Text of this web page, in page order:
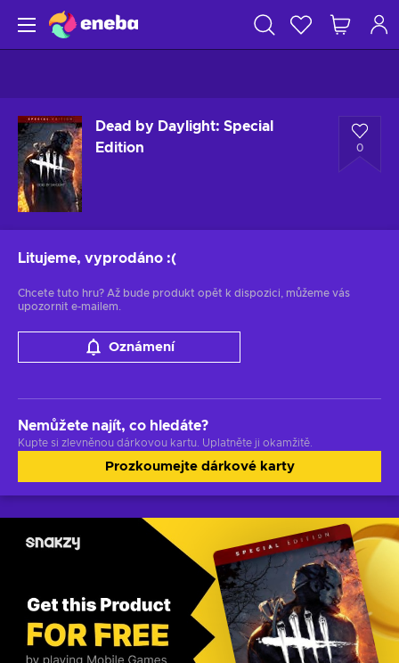
Dead by Daylight: Special
Edition
0
Litujeme, vyprodáno :(
Chcete tuto hru? Až bude produkt opět k dispozici, můžeme vás
upozornit e-mailem.
Oznámení
Nemůžete najít, co hledáte?
Kupte si zlevněnou dárkovou kartu. Uplatněte ji okamžitě.
Prozkoumejte dárkové karty